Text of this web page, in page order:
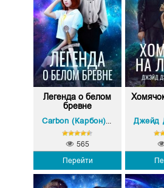
Легенда о белом
бревне
Carbon (Карбон)
,Джейд
Перейти
565
Джейд